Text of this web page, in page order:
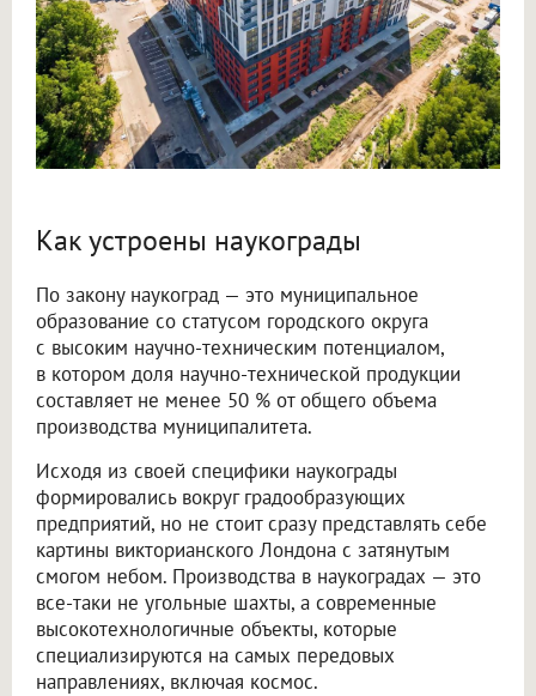
Как устроены наукограды
По закону наукоград — это муниципальное
образование со статусом городского округа
с высоким научно-техническим потенциалом,
в котором доля научно-технической продукции
составляет не менее 50 % от общего объема
производства муниципалитета.
Исходя из своей специфики наукограды
формировались вокруг градообразующих
предприятий, но не стоит сразу представлять себе
картины викторианского Лондона с затянутым
смогом небом. Производства в наукоградах — это
все-таки не угольные шахты, а современные
высокотехнологичные объекты, которые
специализируются на самых передовых
направлениях, включая космос.